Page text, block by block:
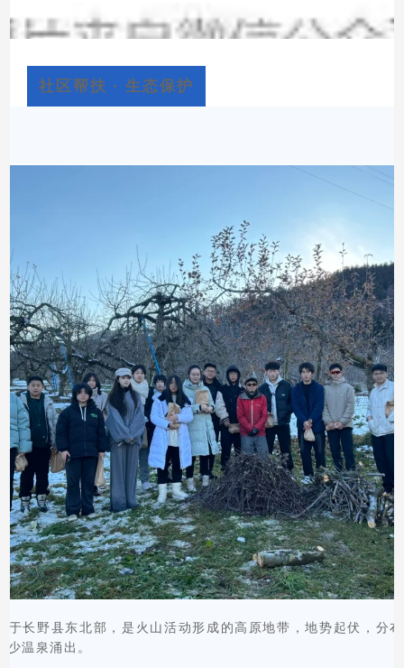
社区帮扶 · 生态保护
于长野县东北部，是火山活动形成的高原地带，地势起伏，分
少温泉涌出。